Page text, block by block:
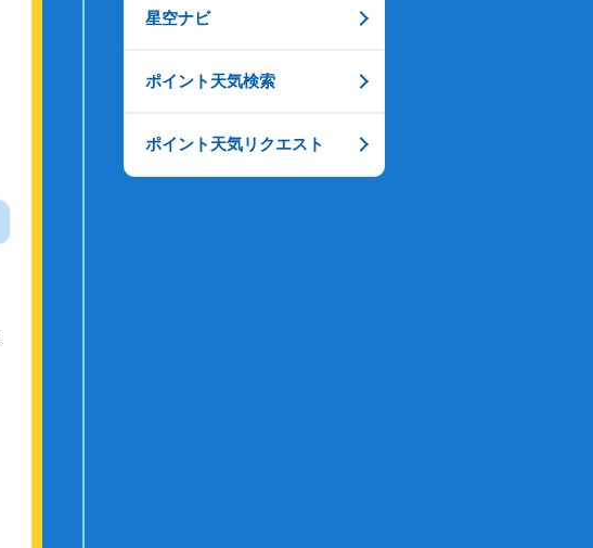
星空ナビ
ポイント天気検索
ポイント天気リクエスト